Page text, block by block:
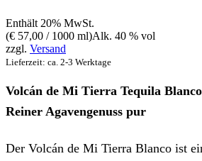
Enthält 20% MwSt.
(€ 57,00 / 1000 ml)Alk. 40 % vol
zzgl. Versand
Lieferzeit: ca. 2-3 Werktage
Volcán de Mi Tierra Tequila
Reiner Agavengenuss pur
Der Volcán de Mi Tierra Blanco ist